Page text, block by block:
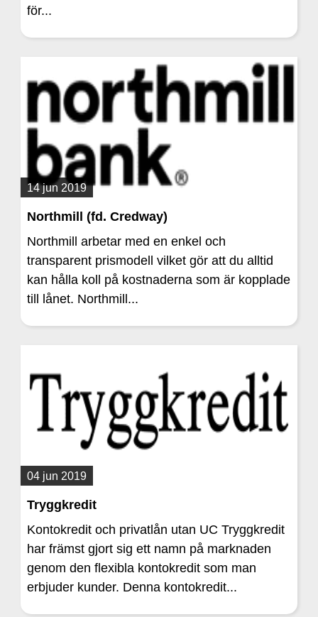
för...
14 jun 2019
Northmill (fd. Credway)
Northmill arbetar med en enkel och
transparent prismodell vilket gör att du alltid
kan hålla koll på kostnaderna som är kopplade
till lånet. Northmill...
04 jun 2019
Tryggkredit
Kontokredit och privatlån utan UC Tryggkredit
har främst gjort sig ett namn på marknaden
genom den flexibla kontokredit som man
erbjuder kunder. Denna kontokredit...